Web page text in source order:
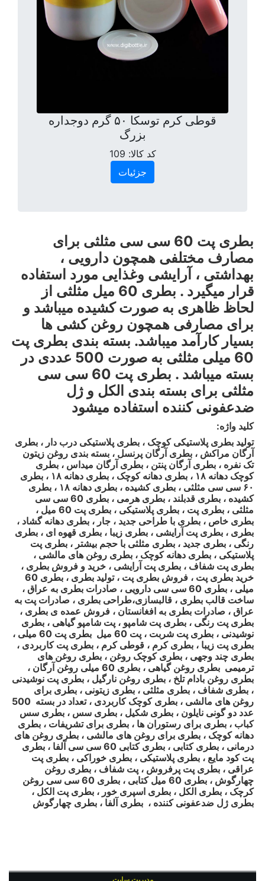
قوطی کرم توسکا ۵۰ گرم دوجداره
بزرگ
کد کالا: 109
جزئیات
بطری پت 60 سی سی مثلثی برای
مصارف مختلفی همچون دارویی ،
بهداشتی ، آرایشی وغذایی مورد استفاده
قرار میگیرد . بطری 60 میل مثلثی از
لحاظ ظاهری به صورت کشیده میباشد و
برای مصارفی همچون روغن کشی ها
بسیار کارآمد میباشد. بسته بندی بطری پت
60 میلی مثلثی به صورت 500 عددی در
بسته میباشد . بطری پت 60 سی سی
مثلثی برای بسته بندی الکل و ژل
ضدعفونی کننده استفاده میشود
:کلید واژه
تولید بطری پلاستیکی کوچک ، بطری پلاستیکی درب دار ، بطری
آرگان مراکش ، بطری آرگان پرنسل ، بسته بندی روغن زیتون
تک نفره ، بطری آرگان پنتن ، بطری آرگان میداس ، بطری
کوچک دهانه ۱۸ ، بطری دهانه کوچک ، بطری دهانه ۱۸ ، بطری
۶۰ سی سی مثلثی ، بطری کشیده ، بطری دهانه ۱۸ ، بطری
کشیده ، بطری قدبلند ، بطری هرمی ، بطری 60 سی سی
مثلثی ، بطری پت ، بطری پلاستیکی ، بطری پت 60 میل ،
بطری خاص ، بطری با طراحی جدید ، جار ، بطری دهانه گشاد ،
بطری ، بطری پت آرایشی ، بطری زیبا ، بطری قهوه ای ، بطری
رنگی ، بطری جدید ، بطری مثلثی با حجم بیشتر ، بطری پت
پلاستیکی ، بطری دهانه کوچک ، بطری روغن های مالشی ،
بطری پت شفاف ، بطری پت آرایشی ، خرید و فروش بطری ،
خرید بطری پت ، فروش بطری پت ، تولید بطری ، بطری 60
میلی ، بطری 60 سی سی دارویی ، صادرات بطری به عراق ،
ساخت قالب بطری ، قالبسازی،طراحی بطری ، صادرات پت به
عراق ، صادرات بطری به افغانستان ، فروش عمده ی بطری ،
بطری پت رنگی ، بطری پت شامپو ، پت شامپو گیاهی ، بطری
نوشیدنی ، بطری پت شربت ، پت 60 میل بطری پت 60 میلی ،
بطری پت زیبا ، بطری کرم ، قوطی کرم ، بطری پت کاربردی ،
بطری چند وجهی ، بطری کوچک روغن ، بطری روغن های
ترمیمی بطری روغن گیاهی ، بطری 60 میلی روغن آرگان ،
بطری روغن بادام تلخ ، بطری روغن نارگیل ، بطری پت نوشیدنی
، بطری شفاف ، بطری مثلثی ، بطری زیتونی ، بطری برای
روغن های مالشی ، بطری کوچک کاربردی ، تعداد در بسته 500
عدد دو گونی نایلون ، بطری شکیل ، بطری سس ، بطری سس
کباب ، بطری برای رستوران ها ، بطری برای تشریفات ، بطری
دهانه کوچک ، بطری برای روغن های مالشی ، بطری روغن های
درمانی ، بطری کتابی ، بطری کتابی 60 سی سی آلفا ، بطری
پت کود مایع ، بطری پلاستیکی ، بطری خوراکی ، بطری پت
عراقی ، بطری پت پرفروش ، پت شفاف ، بطری روغن
چهارگوش ، بطری 60 میل کتابی ، بطری 60 سی سی روغن
کرچک ، بطری الکل ، بطری اسپری خور ، بطری پت الکل ،
بطری ژل ضدعفونی کننده ، بطری آلفا ، بطری چهارگوش